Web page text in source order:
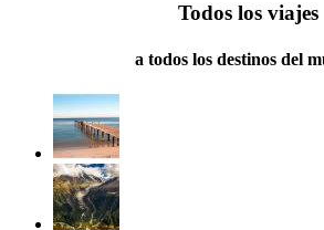
Todos los viajes
a todos los destinos del